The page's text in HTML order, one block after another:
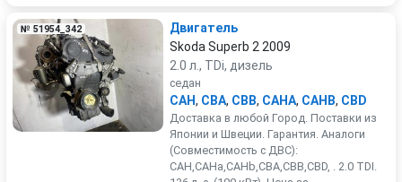
№ 51954_342
Двигатель
Skoda Superb 2 2009
2.0 л., TDi, дизель
седан
CAH, CBA, CBB, CAHA, CAHB, CBD
Доставка в любой Город. Поставки из
Японии и Швеции. Гарантия. Аналоги
(Совместимость с ДВС):
CAH,CAHa,CAHb,CBA,CBB,CBD, . 2.0 TDI.